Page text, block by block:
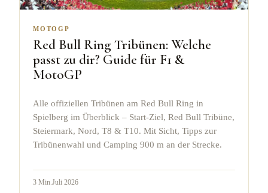
MOTOGP
Red Bull Ring Tribünen: Welche
passt zu dir? Guide für F1 &
MotoGP
Alle offiziellen Tribünen am Red Bull Ring in
Spielberg im Überblick – Start-Ziel, Red Bull Tribüne,
Steiermark, Nord, T8 & T10. Mit Sicht, Tipps zur
Tribünenwahl und Camping 900 m an der Strecke.
3 Min.Juli 2026